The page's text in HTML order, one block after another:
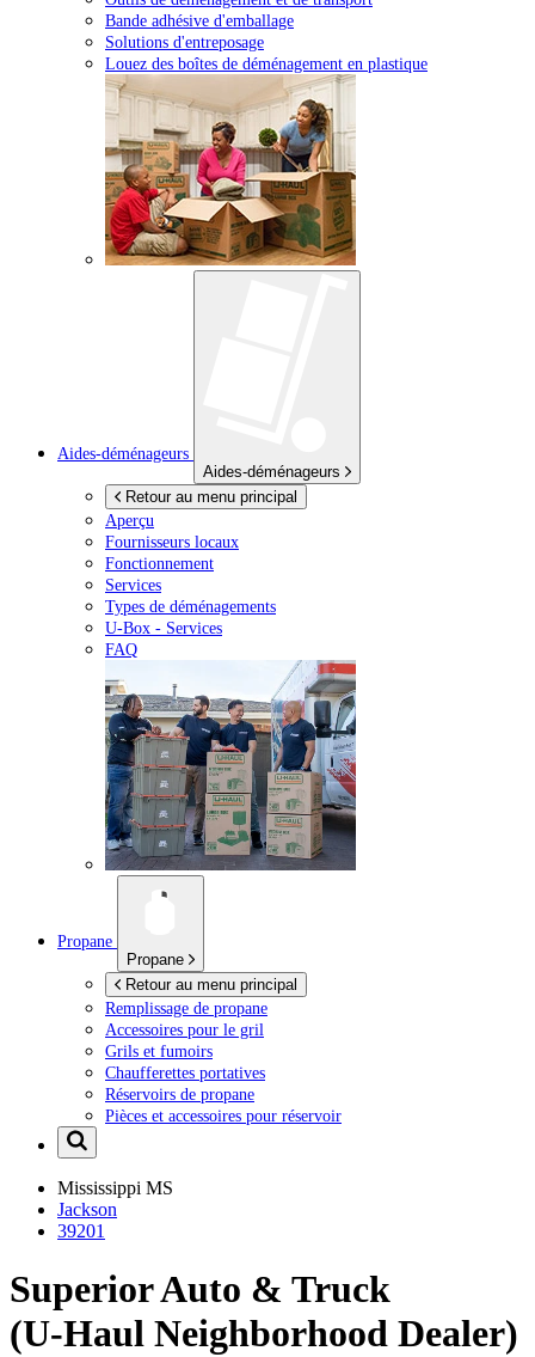
Bande adhésive d'emballage
Solutions d'entreposage
Louez des boîtes de déménagement en plastique
Aides-déménageurs
Aides-déménageurs
Retour au menu principal
Aperçu
Fournisseurs locaux
Fonctionnement
Services
Types de déménagements
U-Box - Services
FAQ
Propane
Propane
Retour au menu principal
Remplissage de propane
Accessoires pour le gril
Grils et fumoirs
Chaufferettes portatives
Réservoirs de propane
Pièces et accessoires pour réservoir
Mississippi MS
Jackson
39201
Superior Auto & Truck
(U-Haul Neighborhood Dealer)